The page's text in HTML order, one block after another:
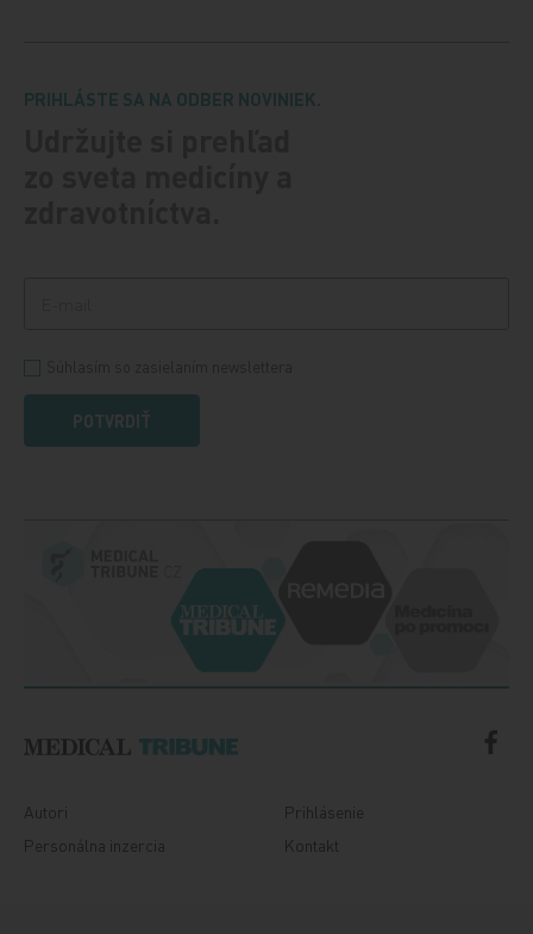
PRIHLÁSTE SA NA ODBER NOVINIEK.
POTVRDIŤ
Autori
Personálna inzercia
Prihlásenie
Kontakt